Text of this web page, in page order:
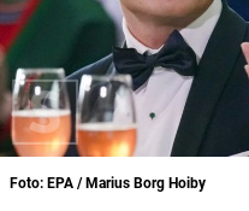
Foto: EPA / Marius Borg Hoiby